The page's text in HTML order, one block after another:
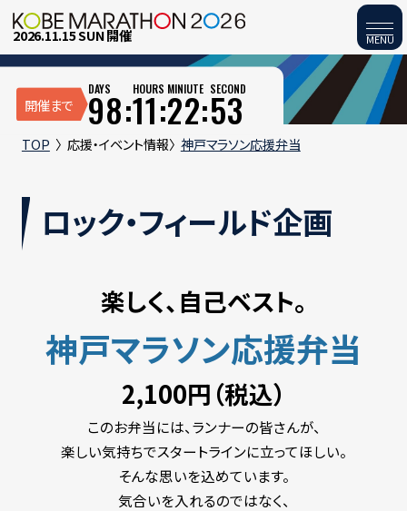
2026.11.15 SUN 開催
開催まで 98:
DAYS 11:
HOURS 22:
MINIUTE 52
SECOND
TOP 応援・イベント情報 神戸マラソン応援弁当
ロック・フィールド企画
楽しく、自己ベスト。
神戸マラソン応援弁当
2,100円（税込）
このお弁当には、ランナーの皆さんが、
楽しい気持ちでスタートラインに立ってほしい。
そんな思いを込めています。
気合いを入れるのではなく、
MENU